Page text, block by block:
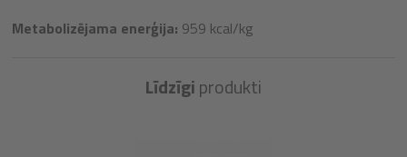
Metabolizējama enerģija: 959 kcal/kg
Līdzīgiprodukti